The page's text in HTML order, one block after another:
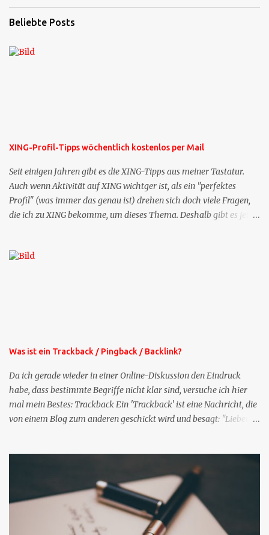
Beliebte Posts
XING-Profil-Tipps wöchentlich kostenlos per Mail
Seit einigen Jahren gibt es die XING-Tipps aus meiner Tastatur.
Auch wenn Aktivität auf XING wichtger ist, als ein "perfektes
Profil" (was immer das genau ist) drehen sich doch viele Fragen,
die ich zu XING bekomme, um dieses Thema. Deshalb gibt es jetzt
bekommen Sie kostenlos eine weitere Folge. Die Startsequenz ist 16
Was ist ein Trackback / Pingback / Backlink?
Da ich gerade wieder in einer Online-Diskussion den Eindruck
habe, dass bestimmte Begriffe nicht klar sind, versuche ich hier
mal mein Bestes: Trackback Ein 'Trackback' ist eine Nachricht, die
von einem Blog zum anderen geschickt wird und besagt: "Lieber
was ich zu deinem Inhalt zu sagen hatte." Diese
Nachrichtenfunktion wird 'angestoßen' in dem 'mein' Blog an die
'TrackbackURL' des Anderen einen 'Ping' schickt, d.h. ein paar
Parameter übergibt (URL meines Eintrags, Kurzzitat meines